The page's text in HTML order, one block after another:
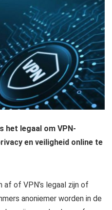
het legaal om VPN-
en veiligheid online te
af of VPN’s legaal zijn of
anoniemer worden in de